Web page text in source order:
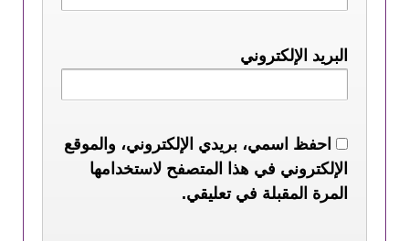
البريد الإلكتروني
احفظ اسمي، بريدي الإلكتروني، والموقع
الإلكتروني في هذا المتصفح لاستخدامها
المرة المقبلة في تعليقي.